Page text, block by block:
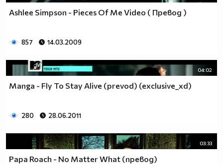
Ashlee Simpson - Pieces Of Me Video ( Превод )
857 14.03.2009
04:02
Manga - Fly To Stay Alive (prevod) (exclusive_xd)
280 28.06.2011
03:33
Papa Roach - No Matter What (превод)